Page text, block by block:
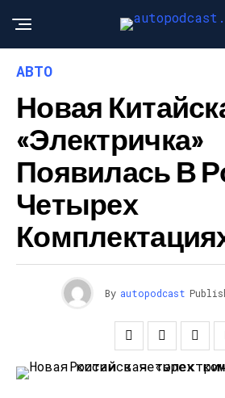
АВТО
Новая
«электричка»
Появилась В
Четырех
By autopodcast